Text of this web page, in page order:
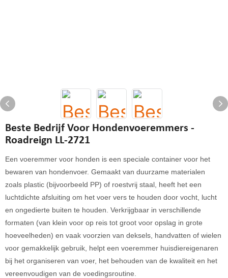
Beste Bedrijf Voor Hondenvoeremmers -
Roadreign LL-2721
Een voeremmer voor honden is een speciale container voor het
bewaren van hondenvoer. Gemaakt van duurzame materialen
zoals plastic (bijvoorbeeld PP) of roestvrij staal, heeft het een
luchtdichte afsluiting om het voer vers te houden door vocht, lucht
en ongedierte buiten te houden. Verkrijgbaar in verschillende
formaten (van klein voor op reis tot groot voor opslag in grote
hoeveelheden) en vaak voorzien van deksels, handvatten of wielen
voor gemakkelijk gebruik, helpt een voeremmer huisdiereigenaren
bij het organiseren van voer, het behouden van de kwaliteit en het
vereenvoudigen van de voedingsroutine.